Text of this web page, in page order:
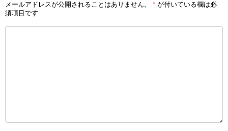
メールアドレスが公開されることはありません。 * が付いている欄は必
須項目です